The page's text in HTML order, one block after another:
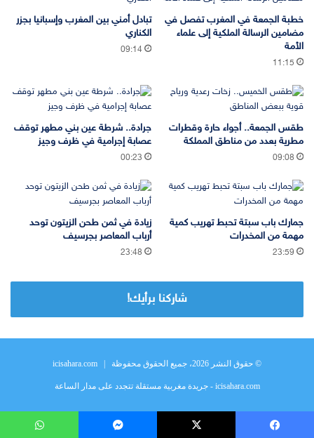
خطبة الجمعة في المغرب تفصل في
مضامين الرسالة الملكية إلى علماء
الأمة
11:15
تبادل أمني بين المغرب وإسبانيا بجزر
الكناري
09:14
طقس الجمعة.. أجواء حارة وقطرات
مطرية بعدد من مناطق المملكة
09:08
جرادة.. شرطة عين بني مطهر توقف
عصابة إجرامية في ظرف وجيز
00:23
جمارك باب سبتة تحبط تهريب كمية
مهمة من المخدرات
23:59
زيادة في ثمن طحن الزيتون توحد
أرباب المعاصر بجرسيف
23:48
شاركنا برأيك!
© حقوق النشر 2026، جميع الحقوق محفوظة | icisahara.com
icisahara.com - جريدة مغربية مستقلة تتجدد على مدار الساعة